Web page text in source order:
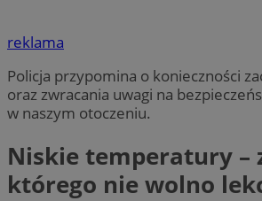
reklama
Policja przypomina o konieczności
oraz zwracania uwagi na
w naszym otoczeniu.
Niskie temperatury –
którego nie wolno